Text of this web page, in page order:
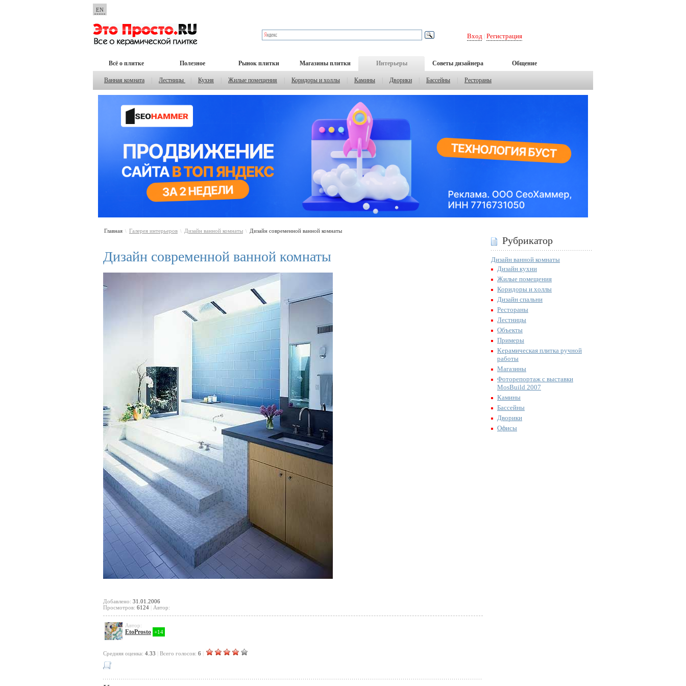
EN
Вход Регистрация
Всё о плитке Полезное Рынок плитки Магазины плитки Интерьеры Советы дизайнера Общение
Ванная комната Лестницы Кухня Жилые помещения Коридоры и холлы Камины Дворики Бассейны Рестораны
Главная \ Галерея интерьеров \ Дизайн ванной комнаты \ Дизайн современной ванной комнаты
Дизайн современной ванной комнаты
Добавлено: 31.01.2006
Просмотров: 6124 Автор:
Автор:
EtoProsto +14
Cредняя оценка: 4.33 Всего голосов: 6
Рубрикатор
Дизайн ванной комнаты
Дизайн кухни
Жилые помещения
Коридоры и холлы
Дизайн спальни
Рестораны
Лестницы
Объекты
Примеры
Керамическая плитка ручной
работы
Магазины
Фоторепортаж с выставки
MosBuild 2007
Камины
Бассейны
Дворики
Офисы